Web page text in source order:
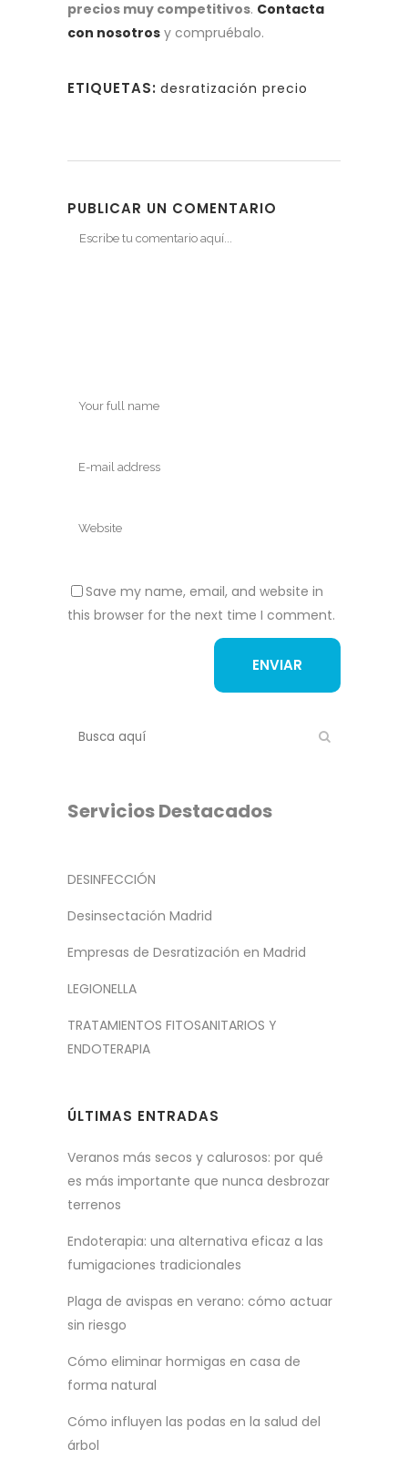
precios muy competitivos. Contacta
con nosotros y compruébalo.
ETIQUETAS: desratización precio
PUBLICAR UN COMENTARIO
Save my name, email, and website in
this browser for the next time I comment.
Servicios Destacados
DESINFECCIÓN
Desinsectación Madrid
Empresas de Desratización en Madrid
LEGIONELLA
TRATAMIENTOS FITOSANITARIOS Y
ENDOTERAPIA
ÚLTIMAS ENTRADAS
Veranos más secos y calurosos: por qué
es más importante que nunca desbrozar
terrenos
Endoterapia: una alternativa eficaz a las
fumigaciones tradicionales
Plaga de avispas en verano: cómo actuar
sin riesgo
Cómo eliminar hormigas en casa de
forma natural
Cómo influyen las podas en la salud del
árbol